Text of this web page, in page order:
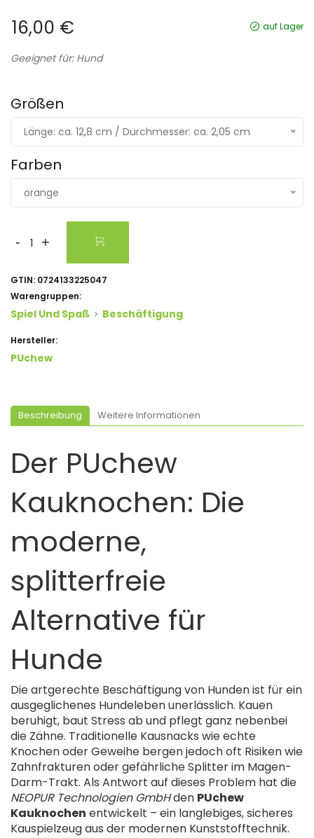
16,00 € auf Lager
Geeignet für: Hund
Größen
Länge: ca. 12,8 cm / Durchmesser: ca. 2,05 cm
Farben
orange
- +
GTIN: 0724133225047
Warengruppen:
Spiel Und Spaß Beschäftigung
Hersteller:
PUchew
Beschreibung Weitere Informationen
Der PUchew
Kauknochen: Die
moderne,
splitterfreie
Alternative für
Hunde
Die artgerechte Beschäftigung von Hunden ist für ein
ausgeglichenes Hundeleben unerlässlich. Kauen
beruhigt, baut Stress ab und pflegt ganz nebenbei
die Zähne. Traditionelle Kausnacks wie echte
Knochen oder Geweihe bergen jedoch oft Risiken wie
Zahnfrakturen oder gefährliche Splitter im Magen-
Darm-Trakt. Als Antwort auf dieses Problem hat die
NEOPUR Technologien GmbHden PUchew
Kauknochen entwickelt – ein langlebiges, sicheres
Kauspielzeug aus der modernen Kunststofftechnik.